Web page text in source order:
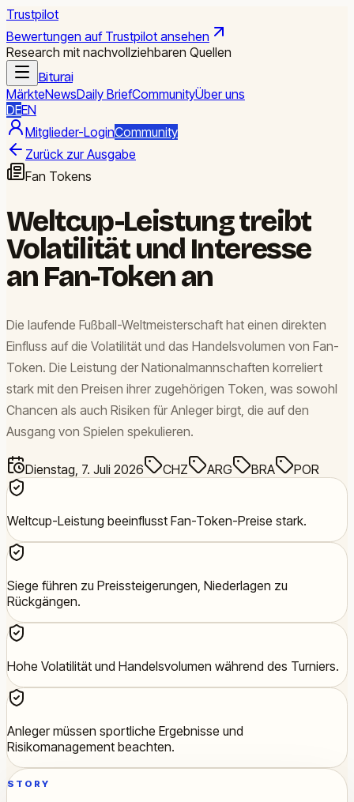
Trustpilot
Bewertungen auf Trustpilot ansehen
Research mit nachvollziehbaren Quellen
Biturai
MärkteNewsDaily BriefCommunityÜber uns
DEEN
Mitglieder-LoginCommunity
Zurück zur Ausgabe
Fan Tokens
Weltcup-Leistung treibt
Volatilität und Interesse
an Fan-Token an
Die laufende Fußball-Weltmeisterschaft hat einen direkten
Einfluss auf die Volatilität und das Handelsvolumen von Fan-
Token. Die Leistung der Nationalmannschaften korreliert
stark mit den Preisen ihrer zugehörigen Token, was sowohl
Chancen als auch Risiken für Anleger birgt, die auf den
Ausgang von Spielen spekulieren.
Dienstag, 7. Juli 2026 CHZ ARG BRA POR
Weltcup-Leistung beeinflusst Fan-Token-Preise stark.
Siege führen zu Preissteigerungen, Niederlagen zu
Rückgängen.
Hohe Volatilität und Handelsvolumen während des Turniers.
Anleger müssen sportliche Ergebnisse und
Risikomanagement beachten.
STORY